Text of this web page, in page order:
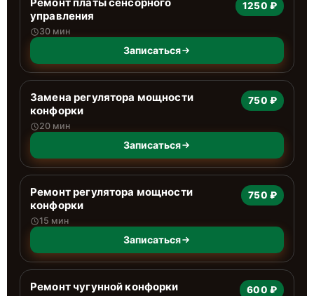
управления
30 мин
1250 ₽
Записаться
Замена регулятора мощности
конфорки
20 мин
750 ₽
Записаться
Ремонт регулятора мощности
конфорки
15 мин
750 ₽
Записаться
Ремонт чугунной конфорки 600 ₽